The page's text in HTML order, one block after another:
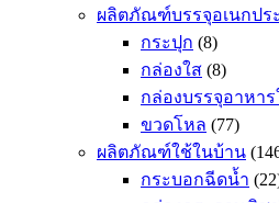
ผลิตภัณฑ์บรรจุอเนกปร
กระปุก (8)
กล่องใส (8)
กล่องบรรจุอาหาร
ขวดโหล (77)
ผลิตภัณฑ์ใช้ในบ้าน
กระบอกฉีดน้ำ